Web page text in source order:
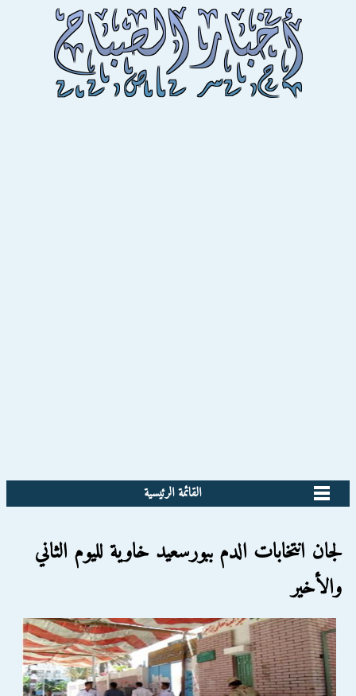
القائمة الرئيسية
لجان انتخابات الدم ببورسعيد خاوية لليوم الثاني
والأخير